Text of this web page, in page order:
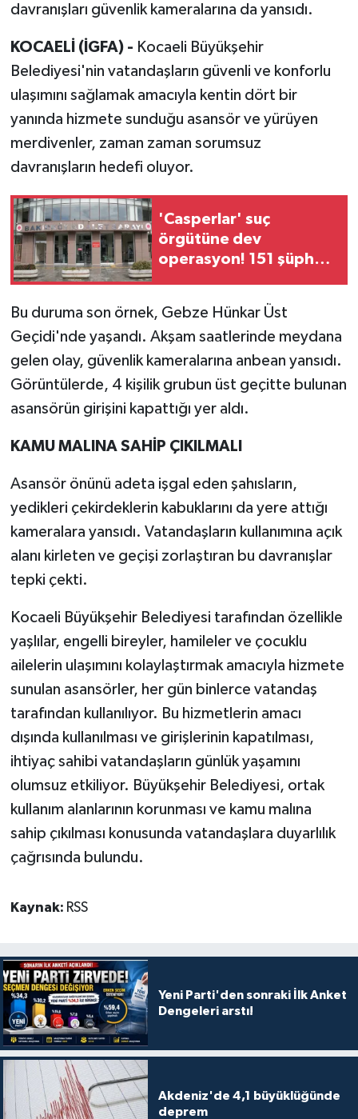
davranışları güvenlik kameralarına da yansıdı.
KOCAELİ (İGFA) - Kocaeli Büyükşehir
Belediyesi'nin vatandaşların güvenli ve konforlu
ulaşımını sağlamak amacıyla kentin dört bir
yanında hizmete sunduğu asansör ve yürüyen
merdivenler, zaman zaman sorumsuz
davranışların hedefi oluyor.
'Casperlar' suç
örgütüne dev
operasyon! 151 şüpheli
Bu duruma son örnek, Gebze Hünkar Üst
Geçidi'nde yaşandı. Akşam saatlerinde meydana
gelen olay, güvenlik kameralarına anbean yansıdı.
Görüntülerde, 4 kişilik grubun üst geçitte bulunan
asansörün girişini kapattığı yer aldı.
KAMU MALINA SAHİP ÇIKILMALI
Asansör önünü adeta işgal eden şahısların,
yedikleri çekirdeklerin kabuklarını da yere attığı
kameralara yansıdı. Vatandaşların kullanımına açık
alanı kirleten ve geçişi zorlaştıran bu davranışlar
tepki çekti.
Kocaeli Büyükşehir Belediyesi tarafından özellikle
yaşlılar, engelli bireyler, hamileler ve çocuklu
ailelerin ulaşımını kolaylaştırmak amacıyla hizmete
sunulan asansörler, her gün binlerce vatandaş
tarafından kullanılıyor. Bu hizmetlerin amacı
dışında kullanılması ve girişlerinin kapatılması,
ihtiyaç sahibi vatandaşların günlük yaşamını
olumsuz etkiliyor. Büyükşehir Belediyesi, ortak
kullanım alanlarının korunması ve kamu malına
sahip çıkılması konusunda vatandaşlara duyarlılık
çağrısında bulundu.
Kaynak: RSS
Yeni Parti'den sonraki İlk Anket
Dengeleri arstı!
Akdeniz'de 4,1 büyüklüğünde
deprem